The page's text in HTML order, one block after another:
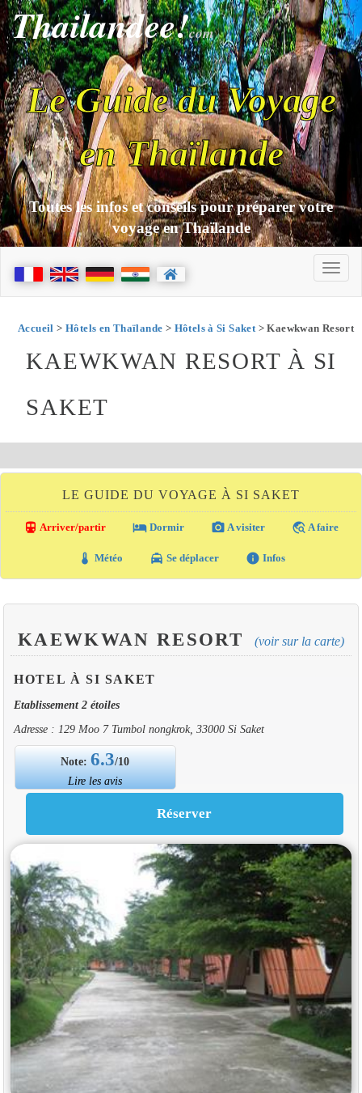
Thailandee!com
Le Guide du Voyage
en Thaïlande
Toutes les infos et conseils pour préparer votre
voyage en Thaïlande
Accueil > Hôtels en Thaïlande > Hôtels à Si Saket> Kaewkwan Resort
KAEWKWAN RESORT À SI
SAKET
LE GUIDE DU VOYAGE À SI SAKET
directions_transit Arriver/partir local_hotel Dormir photo_camera A visiter travel_explore A faire
thermostat Météo local_taxi Se déplacer info Infos
KAEWKWAN RESORT (voir sur la carte)
HOTEL À SI SAKET
Etablissement 2 étoiles
Adresse : 129 Moo 7 Tumbol nongkrok, 33000 Si Saket
Note:6.3/10
Lire les avis